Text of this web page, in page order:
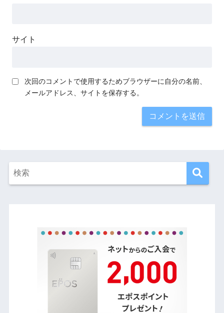
サイト
次回のコメントで使用するためブラウザーに自分の名前、
メールアドレス、サイトを保存する。